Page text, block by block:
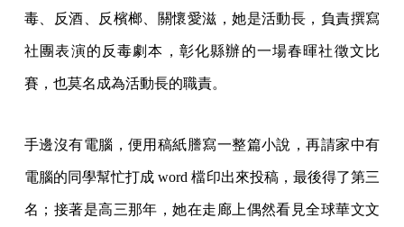
毒、反酒、反檳榔、關懷愛滋，她是活動長，負責撰寫
社團表演的反毒劇本，彰化縣辦的一場春暉社徵文比
賽，也莫名成為活動長的職責。
手邊沒有電腦，便用稿紙謄寫一整篇小說，再請家中有
電腦的同學幫忙打成 word 檔印出來投稿，最後得了第三
名；接著是高三那年，她在走廊上偶然看見全球華文文